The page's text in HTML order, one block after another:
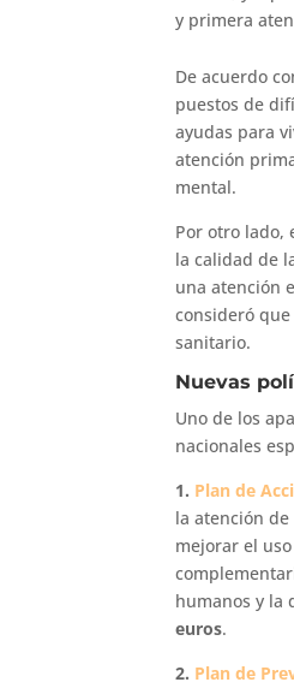
y primera
De acuerdo
puestos de
ayudas para
atención
mental.
Por otro lado,
la calidad de
una atención
consideró
sanitario.
Nuevas
Uno de los
nacionales
1. Plan de
la atención
mejorar el
humanos y la
euros.
2. Plan de